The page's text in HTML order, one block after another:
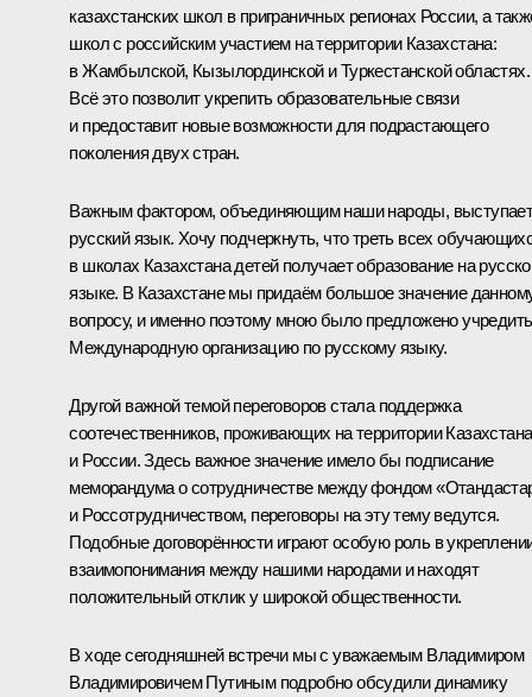
казахстанских школ в приграничных регионах России, а
школ с российским участием на территории Казахстана:
в Жамбылской, Кызылординской и Туркестанской областях.
Всё это позволит укрепить образовательные связи
и предоставит новые возможности для подрастающего
поколения двух стран.
Важным фактором, объединяющим наши народы,
русский язык. Хочу подчеркнуть, что треть всех
в школах Казахстана детей получает образование на
языке. В Казахстане мы придаём большое значение
вопросу, и именно поэтому мною было предложено учредить
Международную организацию по русскому языку.
Другой важной темой переговоров стала поддержка
соотечественников, проживающих на территории Казахстана
и России. Здесь важное значение имело бы подписание
меморандума о сотрудничестве между фондом
и Россотрудничеством, переговоры на эту тему ведутся.
Подобные договорённости играют особую роль в
взаимопонимания между нашими народами и находят
положительный отклик у широкой общественности.
В ходе сегодняшней встречи мы с уважаемым Владимиром
Владимировичем Путиным подробно обсудили динамику